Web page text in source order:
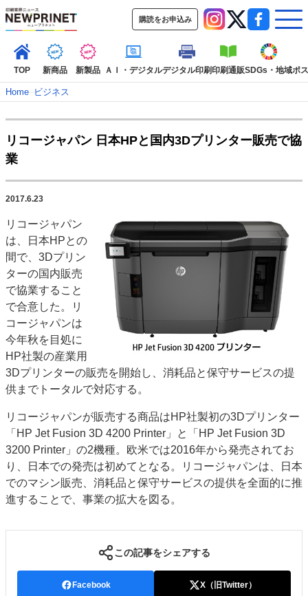
購読をお申込み
TOP 新商品 新製品 ＡＩ・デジタルデジタル印刷印刷通販SDGs・地域ポ
SDGs・地域
ポストプレス 信用情報
業界
市場・統計
人事・移転・異動・訃報
特集記事カテゴリー一覧
2022 見える化・MIS特集
特集・デジタル印刷 アイデアで勝負！ ～多様なビジネス・多彩な商材～
JAPAN PACK 2023 特集
中古印刷機・製本機特集
2022 検査・校正特集
特集・デジタル印刷 ～ 新成長軌道を描く
案内
発刊案内
JFPI印刷用語集 印刷機材年鑑
運営
会社案内
購読・購入申し込み
サイトポリシー
お問い合わせ
Home–ビジネス
リコージャパン 日本HPと国内3Dプリンター販売で協
業
2017.6.23
リコージャパン
は、日本HPとの
間で、3Dプリン
ターの国内販売
で協業すること
で合意した。リ
コージャパンは
今年秋を目処に
HP社製の産業用
3Dプリンターの販売を開始し、消耗品と保守サービスの提
供までトータルで対応する。
リコージャパンが販売する商品はHP社製初の3Dプリンター
「HP Jet Fusion 3D 4200 Printer」と「HP Jet Fusion 3D
3200 Printer」の2機種。欧米では2016年から発売されてお
り、日本での発売は初めてとなる。リコージャパンは、日本
でのマシン販売、消耗品と保守サービスの提供を全面的に推
進することで、事業の拡大を図る。
この記事をシェアする
Facebook X（旧Twitter）